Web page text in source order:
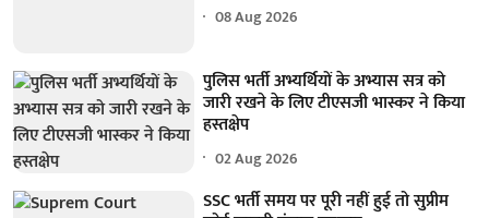
08 Aug 2026
पुलिस भर्ती अभ्यर्थियों के अभ्यास सत्र को
जारी रखने के लिए टीएसजी भास्कर ने किया
हस्तक्षेप
02 Aug 2026
SSC भर्ती समय पर पूरी नहीं हुई तो सुप्रीम